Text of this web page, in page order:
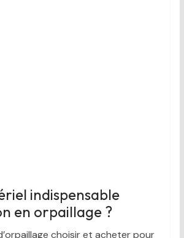
indispensable
en orpaillage ?
choisir et acheter pour